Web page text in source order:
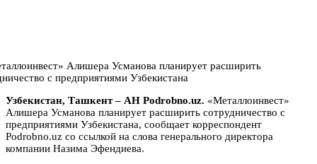
Узбекистан, Ташкент – АН Podrobno.uz. «Металлоинвест»
Алишера Усманова планирует расширить сотрудничество с
предприятиями Узбекистана, сообщает корреспондент
Podrobno.uz со ссылкой на слова генерального директора
компании Назима Эфендиева.